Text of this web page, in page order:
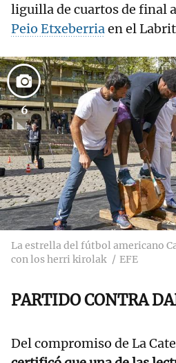
liguilla de cuartos de final
Peio Etxeberriaen el
6
La estrella del fútbol americano
con los herri kirolak
EFE
PARTIDO CONTRA
Del compromiso de La